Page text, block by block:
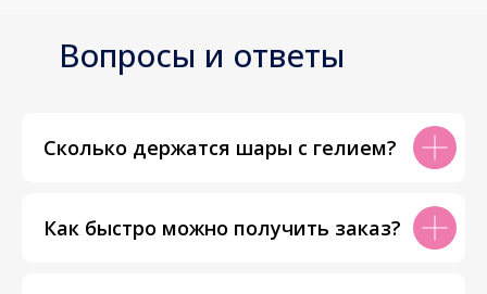
Вопросы и ответы
Сколько держатся шары с гелием?
Как быстро можно получить заказ?